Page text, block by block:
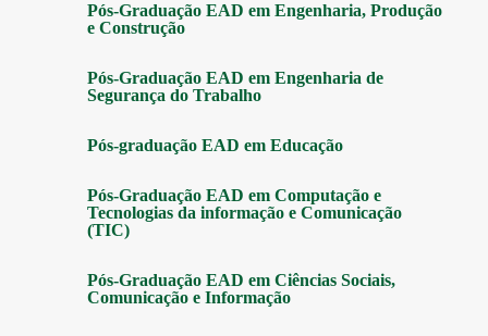
Pós-Graduação EAD em Engenharia, Produção
e Construção
Pós-Graduação EAD em Engenharia de
Segurança do Trabalho
Pós-graduação EAD em Educação
Pós-Graduação EAD em Computação e
Tecnologias da informação e Comunicação
(TIC)
Pós-Graduação EAD em Ciências Sociais,
Comunicação e Informação